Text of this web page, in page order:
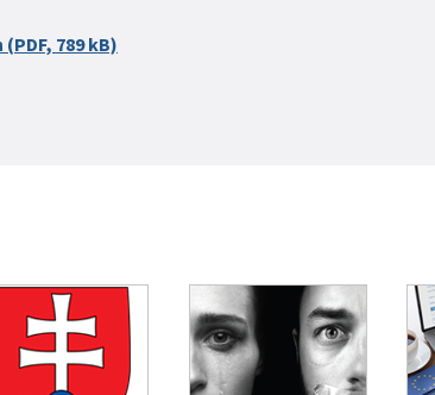
789 kB)